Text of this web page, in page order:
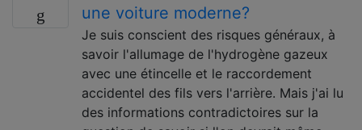
une voiture moderne?
Je suis conscient des risques généraux, à
savoir l'allumage de l'hydrogène gazeux
avec une étincelle et le raccordement
accidentel des fils vers l'arrière. Mais j'ai lu
des informations contradictoires sur la